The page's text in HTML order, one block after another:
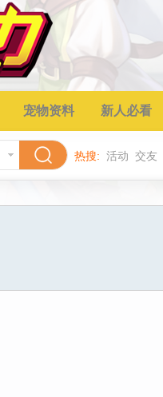
宠物资料 新人必看
热搜: 活动 交友